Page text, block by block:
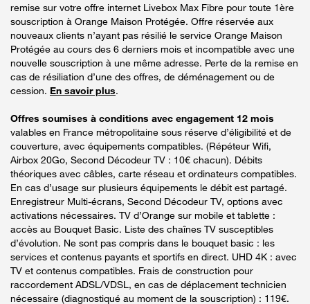
remise sur votre offre internet Livebox Max Fibre pour toute 1ère
souscription à Orange Maison Protégée. Offre réservée aux
nouveaux clients n’ayant pas résilié le service Orange Maison
Protégée au cours des 6 derniers mois et incompatible avec une
nouvelle souscription à une même adresse. Perte de la remise en
cas de résiliation d’une des offres, de déménagement ou de
cession. En savoir plus.
Offres soumises à conditions avec engagement 12 mois
valables en France métropolitaine sous réserve d’éligibilité et de
couverture, avec équipements compatibles. (Répéteur Wifi,
Airbox 20Go, Second Décodeur TV : 10€ chacun). Débits
théoriques avec câbles, carte réseau et ordinateurs compatibles.
En cas d’usage sur plusieurs équipements le débit est partagé.
Enregistreur Multi-écrans, Second Décodeur TV, options avec
activations nécessaires. TV d’Orange sur mobile et tablette :
accès au Bouquet Basic. Liste des chaînes TV susceptibles
d’évolution. Ne sont pas compris dans le bouquet basic : les
services et contenus payants et sportifs en direct. UHD 4K : avec
TV et contenus compatibles. Frais de construction pour
raccordement ADSL/VDSL, en cas de déplacement technicien
nécessaire (diagnostiqué au moment de la souscription) : 119€.